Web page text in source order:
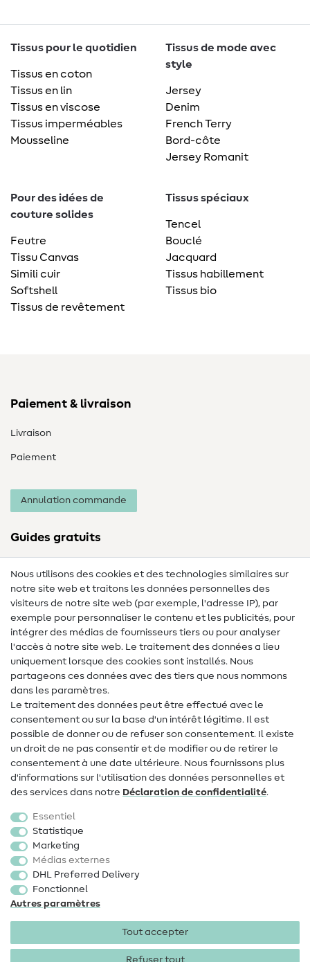
Tissus pour le quotidien
Tissus en coton
Tissus en lin
Tissus en viscose
Tissus imperméables
Mousseline
Tissus de mode avec
style
Jersey
Denim
French Terry
Bord-côte
Jersey Romanit
Pour des idées de
couture solides
Feutre
Tissu Canvas
Simili cuir
Softshell
Tissus de revêtement
Tissus spéciaux
Tencel
Bouclé
Jacquard
Tissus habillement
Tissus bio
Paiement & livraison
Livraison
Paiement
Annulation commande
Guides gratuits
Lexique de couture
Tutos de couture
Aide & contact
Contact
Changement de propriétaire
FAQ
Droit de rétractation
Populaire
Accessoires de couture
Promotions
Nous utilisons des cookies et des technologies similaires sur
notre site web et traitons les données personnelles des
visiteurs de notre site web (par exemple, l'adresse IP), par
exemple pour personnaliser le contenu et les publicités, pour
intégrer des médias de fournisseurs tiers ou pour analyser
l'accès à notre site web. Le traitement des données a lieu
uniquement lorsque des cookies sont installés. Nous
partageons ces données avec des tiers que nous nommons
dans les paramètres.
Le traitement des données peut être effectué avec le
consentement ou sur la base d'un intérêt légitime. Il est
possible de donner ou de refuser son consentement. Il existe
un droit de ne pas consentir et de modifier ou de retirer le
consentement à une date ultérieure. Nous fournissons plus
d'informations sur l'utilisation des données personnelles et
des services dans notre Déclaration de confidentialité.
Essentiel
Statistique
Marketing
Médias externes
DHL Preferred Delivery
Fonctionnel
Autres paramètres
Tout accepter
Refuser tout
Mentions légales Protection des données CGV
Droit